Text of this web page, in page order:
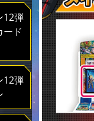
12弾
ード
12弾